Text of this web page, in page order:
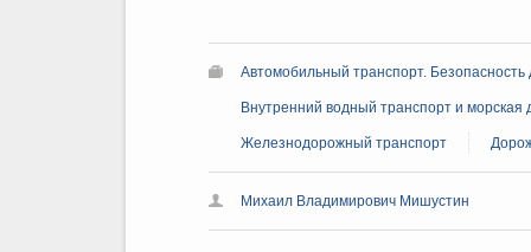
Автомобильный транспорт.
Внутренний водный транспорт и морская
Железнодорожный транспорт
Михаил Владимирович Мишустин